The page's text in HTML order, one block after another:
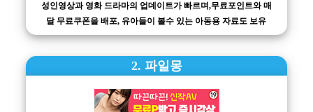
성인영상과 영화 드라마의 업데이트가 빠르며,무료포인트와 매
달 무료쿠폰을 배포, 유아들이 볼수 있는 아동용 자료도 보유
2. 파일몽